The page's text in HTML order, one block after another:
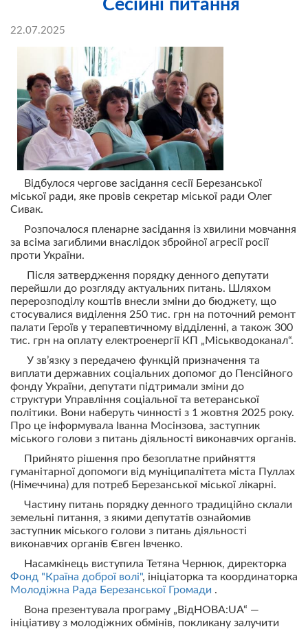
Сесійні питання
22.07.2025
Відбулося чергове засідання сесії Березанської
міської ради, яке провів секретар міської ради Олег
Сивак.
Розпочалося пленарне засідання із хвилини мовчання
за всіма загиблими внаслідок збройної агресії росії
проти України.
Після затвердження порядку денного депутати
перейшли до розгляду актуальних питань. Шляхом
перерозподілу коштів внесли зміни до бюджету, що
стосувалися виділення 250 тис. грн на поточний ремонт
палати Героїв у терапевтичному відділенні, а також 300
тис. грн на оплату електроенергії КП „Міськводоканал“.
У зв’язку з передачею функцій призначення та
виплати державних соціальних допомог до Пенсійного
фонду України, депутати підтримали зміни до
структури Управління соціальної та ветеранської
політики. Вони наберуть чинності з 1 жовтня 2025 року.
Про це інформувала Іванна Мосінзова, заступник
міського голови з питань діяльності виконавчих органів.
Прийнято рішення про безоплатне прийняття
гуманітарної допомоги від муніципалітета міста Пуллах
(Німеччина) для потреб Березанської міської лікарні.
Частину питань порядку денного традиційно склали
земельні питання, з якими депутатів ознайомив
заступник міського голови з питань діяльності
виконавчих органів Євген Івченко.
Насамкінець виступила Тетяна Чернюк, директорка
Фонд "Країна доброї волі", ініціаторка та координаторка
Молодіжна Рада Березанської Громади .
Вона презентувала програму „ВідНОВА:UA“ —
ініціативу з молодіжних обмінів, покликану залучити